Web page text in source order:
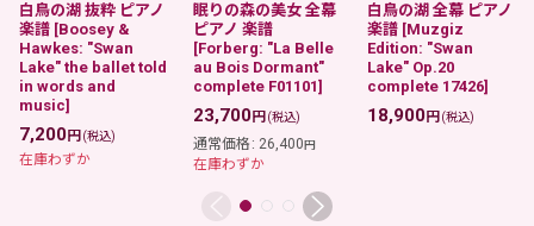
白鳥の湖 抜粋 ピアノ
楽譜 [Boosey &
Hawkes: "Swan
Lake" the ballet told
in words and
music]
7,200円 (税込)
在庫わずか
眠りの森の美女 全幕
ピアノ 楽譜
[Forberg: "La Belle
au Bois Dormant"
complete F01101]
23,700円 (税込)
通常価格 : 26,400円
在庫わずか
白鳥の湖 全幕 ピアノ
楽譜 [Muzgiz
Edition: "Swan
Lake" Op.20
complete 17426]
18,900円 (税込)